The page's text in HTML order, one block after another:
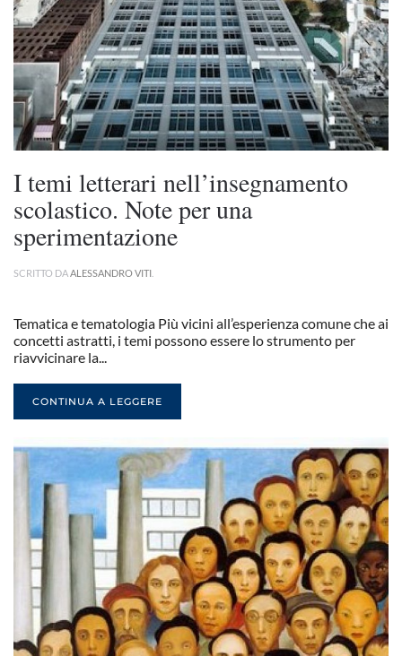
I temi letterari nell’insegnamento
scolastico. Note per una
sperimentazione
SCRITTO DAALESSANDRO VITI
Tematica e tematologia Più vicini all’esperienza comune che ai
concetti astratti, i temi possono essere lo strumento per
riavvicinare la...
CONTINUA A LEGGERE